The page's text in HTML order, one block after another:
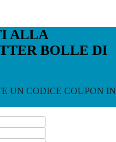
ALLA
BOLLE DI
UN CODICE COUPON IN